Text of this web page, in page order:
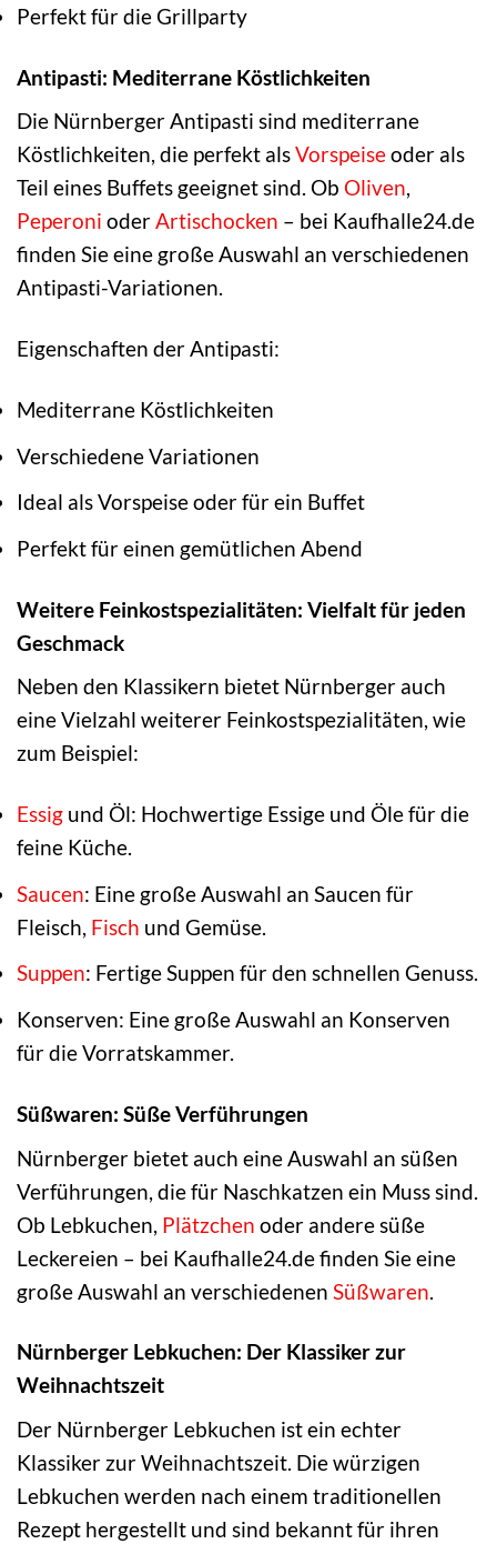
Perfekt für die Grillparty
Antipasti: Mediterrane Köstlichkeiten
Die Nürnberger Antipasti sind mediterrane
Köstlichkeiten, die perfekt alsVorspeiseoder als
Teil eines Buffets geeignet sind. Ob Oliven,
Peperoni oderArtischocken – bei Kaufhalle24.de
finden Sie eine große Auswahl an verschiedenen
Antipasti-Variationen.
Eigenschaften der Antipasti:
Mediterrane Köstlichkeiten
Verschiedene Variationen
Ideal als Vorspeise oder für ein Buffet
Perfekt für einen gemütlichen Abend
Weitere Feinkostspezialitäten: Vielfalt für jeden
Geschmack
Neben den Klassikern bietet Nürnberger auch
eine Vielzahl weiterer Feinkostspezialitäten, wie
zum Beispiel:
Essig und Öl: Hochwertige Essige und Öle für die
feine Küche.
Saucen: Eine große Auswahl an Saucen für
Fleisch, Fisch und Gemüse.
Suppen: Fertige Suppen für den schnellen Genuss.
Konserven: Eine große Auswahl an Konserven
für die Vorratskammer.
Süßwaren: Süße Verführungen
Nürnberger bietet auch eine Auswahl an süßen
Verführungen, die für Naschkatzen ein Muss sind.
Ob Lebkuchen, Plätzchen oder andere süße
Leckereien – bei Kaufhalle24.de finden Sie eine
große Auswahl an verschiedenen Süßwaren
Nürnberger Lebkuchen: Der Klassiker zur
Weihnachtszeit
Der Nürnberger Lebkuchen ist ein echter
Klassiker zur Weihnachtszeit. Die würzigen
Lebkuchen werden nach einem traditionellen
Rezept hergestellt und sind bekannt für ihren